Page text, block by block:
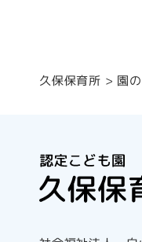
久保保育所 園